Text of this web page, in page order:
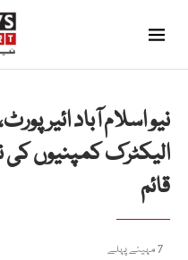
نیو اسلام آباد
الیکٹرک کمپنیوں
قائم
7 مہینے پہلے